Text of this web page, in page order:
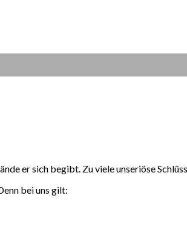
er sich begibt. Zu viele unseriöse
bei uns gilt: